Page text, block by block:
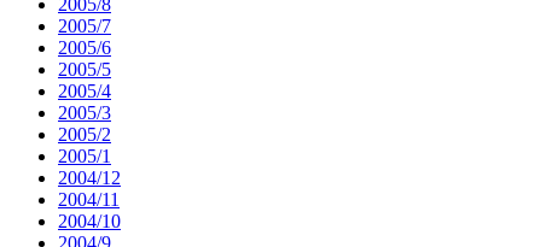
2005/7
2005/6
2005/5
2005/4
2005/3
2005/2
2005/1
2004/12
2004/11
2004/10
2004/9